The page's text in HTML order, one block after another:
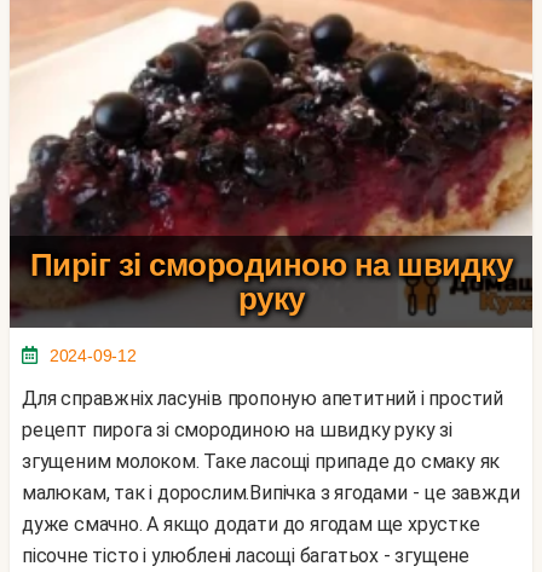
Пиріг зі смородиною на швидку
руку
2024-09-12
Для справжніх ласунів пропоную апетитний і простий
рецепт пирога зі смородиною на швидку руку зі
згущеним молоком. Таке ласощі припаде до смаку як
малюкам, так і дорослим.Випічка з ягодами - це завжди
дуже смачно. А якщо додати до ягодам ще хрустке
пісочне тісто і улюблені ласощі багатьох - згущене